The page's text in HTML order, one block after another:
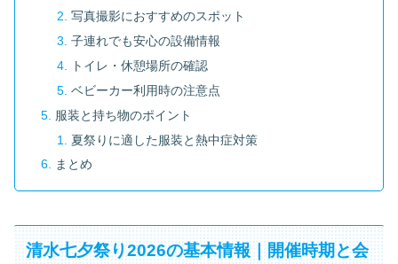
写真撮影におすすめのスポット
子連れでも安心の設備情報
トイレ・休憩場所の確認
ベビーカー利用時の注意点
服装と持ち物のポイント
夏祭りに適した服装と熱中症対策
まとめ
清水七夕祭り2026の基本情報｜開催時期と会